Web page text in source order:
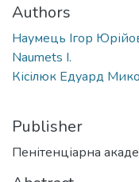
Authors
Наумець Ігор
Naumets I.
Кісілюк Едуард
Publisher
Пенітенціарна